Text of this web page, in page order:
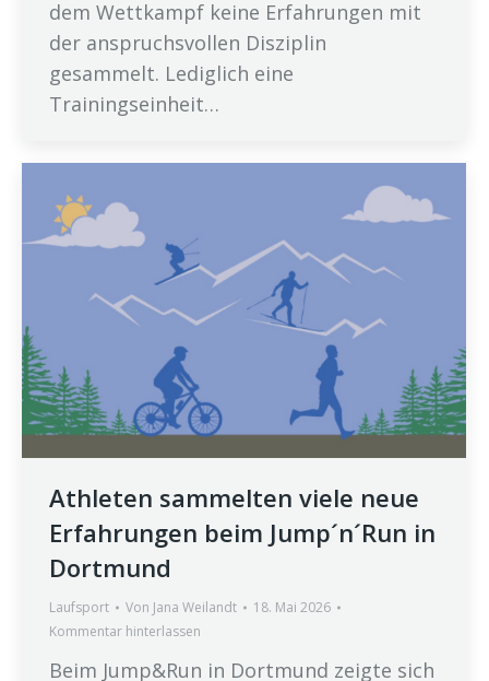
dem Wettkampf keine Erfahrungen mit
der anspruchsvollen Disziplin
gesammelt. Lediglich eine
Trainingseinheit…
Athleten sammelten viele neue
Erfahrungen beim Jump´n´Run in
Dortmund
Laufsport Von Jana Weilandt
18. Mai 2026
Kommentar hinterlassen
Beim Jump&Run in Dortmund zeigte sich